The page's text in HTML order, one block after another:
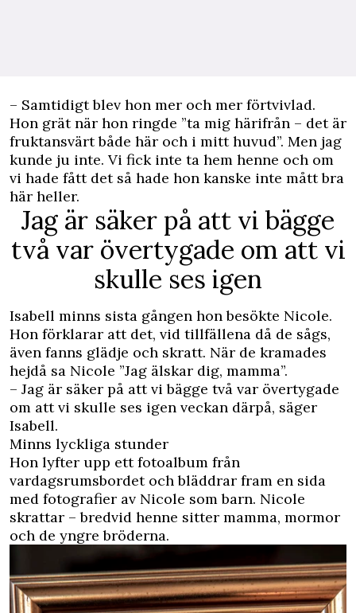
– Samtidigt blev hon mer och mer förtvivlad.
Hon grät när hon ringde ”ta mig härifrån – det är
fruktansvärt både här och i mitt huvud”. Men jag
kunde ju inte. Vi fick inte ta hem henne och om
vi hade fått det så hade hon kanske inte mått bra
här heller.
Jag är säker på att vi bägge
två var övertygade om att vi
skulle ses igen
Isabell minns sista gången hon besökte Nicole.
Hon förklarar att det, vid tillfällena då de sågs,
även fanns glädje och skratt. När de kramades
hejdå sa Nicole ”Jag älskar dig, mamma”.
– Jag är säker på att vi bägge två var övertygade
om att vi skulle ses igen veckan därpå, säger
Isabell.
Minns lyckliga stunder
Hon lyfter upp ett fotoalbum från
vardagsrumsbordet och bläddrar fram en sida
med fotografier av Nicole som barn. Nicole
skrattar – bredvid henne sitter mamma, mormor
och de yngre bröderna.